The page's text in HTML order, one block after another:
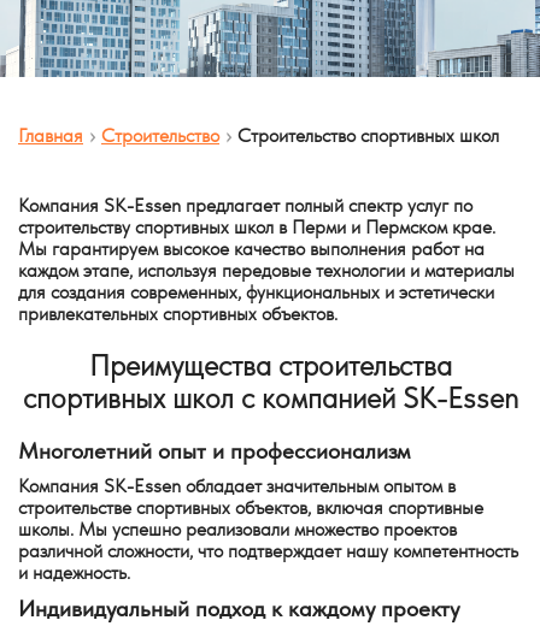
Главная Строительство Строительство спортивных школ
Компания SK-Essen предлагает полный спектр услуг по
строительству спортивных школ в Перми и Пермском крае.
Мы гарантируем высокое качество выполнения работ на
каждом этапе, используя передовые технологии и материалы
для создания современных, функциональных и эстетически
привлекательных спортивных объектов.
Преимущества строительства
спортивных школ с компанией SK-Essen
Многолетний опыт и профессионализм
Компания SK-Essen обладает значительным опытом в
строительстве спортивных объектов, включая спортивные
школы. Мы успешно реализовали множество проектов
различной сложности, что подтверждает нашу компетентность
и надежность.
Индивидуальный подход к каждому проекту